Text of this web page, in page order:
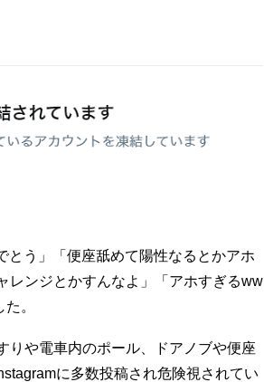
とう」「便座舐めて陽性なるとかアホ
ンジとかすんなよ」「アホすぎるww
。
りや電車内のポール、ドアノブや便座
に多数投稿され危険視されてい